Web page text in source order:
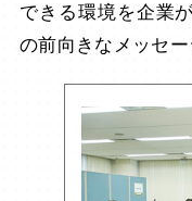
できる環境を企業
の前向きなメッセー